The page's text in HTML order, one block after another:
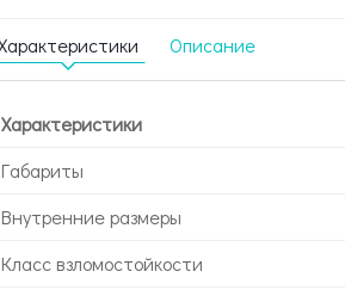
Описание
Характеристики
Габариты
Внутренние размеры
Класс взломостойкости